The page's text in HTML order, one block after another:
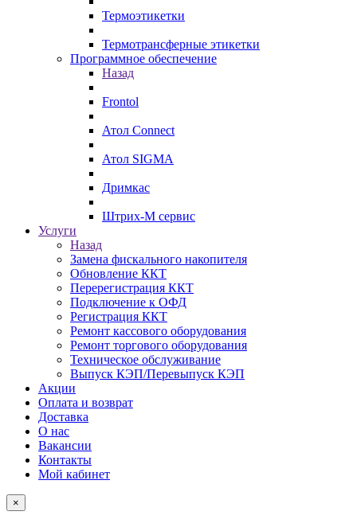
Термоэтикетки
Термотрансферные этикетки
Программное обеспечение
Назад
Frontol
Атол Connect
Атол SIGMA
Дримкас
Штрих-М сервис
Услуги
Назад
Замена фискального накопителя
Обновление ККТ
Перерегистрация ККТ
Подключение к ОФД
Регистрация ККТ
Ремонт кассового оборудования
Ремонт торгового оборудования
Техническое обслуживание
Выпуск КЭП/Перевыпуск КЭП
Акции
Оплата и возврат
Доставка
О нас
Вакансии
Контакты
Мой кабинет
×